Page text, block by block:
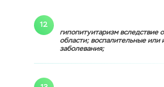
гипопитуитаризм вследствие
области; воспалительные или
заболевания;